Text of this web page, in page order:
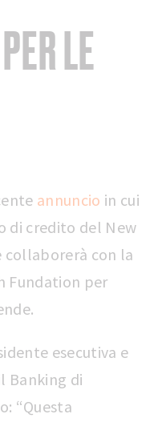
LE
annuncio in cui
di credito del New
collaborerà con la
Fundation per
esecutiva e
Banking di
“Questa